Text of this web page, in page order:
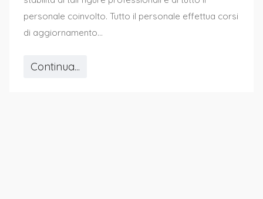
personale coinvolto. Tutto il personale effettua corsi
di aggiornamento...
Continua...